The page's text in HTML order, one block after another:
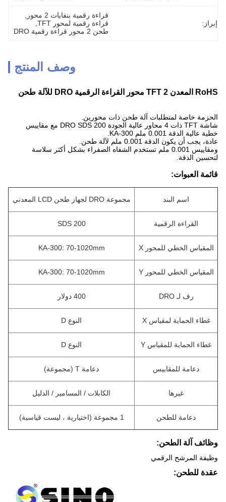
إبراز:
قراءة رقمية بنفايات 2 محور
قراءة رقمية لمحور TFT
طحن 2 محور قراءة رقمية DRO
وصف المنتج
RoHS المعدن TFT 2 محور القراءة الرقمية DRO للآلة طحن
الحزمة خاصة لمتطلبات آلة طحن ذات محورين.
شاشة TFT ذات 4 محاور عالية الجودة DRO SDS 200 مع مقاييس
خطية عالية الدقة 0.001 ملم KA-300.
عادة، يجب أن يكون الدقة 0.001 ملم لآلة طحن.
ومقاييس 0.001 ملم تستخدم الشفاه الصفراء بشكل أكثر سلاسة
لتحسين الدقة.
قائمة العبوات:
اسم البند مجموعة DRO لجهاز طحن LCD المعدني
القراءة الرقمية SDS 200
المقياس الخطي للمحور X KA-300: 70-1020mm
المقياس الخطي للمحور Y KA-300: 70-1020mm
رف لـ DRO 400 دولار
غطاء الحماية لمقياس X النوع D
غطاء الحماية للمقياس Y النوع D
دعامة للمقاييس دعامة T (مجموعة)
غيرها الكابلات / المسامير / الدليل
دعامة للطحن 1 مجموعة (اختيارية ، ليست قياسية)
وظائف آلة الطحن:
وظيفة المرشح الرقمي
عقدة للطحن: